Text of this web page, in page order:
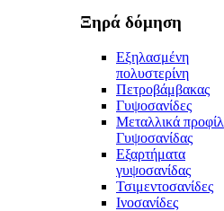
Ξηρά δόμηση
Εξηλασμένη
πολυστερίνη
Πετροβάμβακας
Γυψοσανίδες
Μεταλλικά προφίλ
Γυψοσανίδας
Εξαρτήματα
γυψοσανίδας
Τσιμεντοσανίδες
Ινοσανίδες